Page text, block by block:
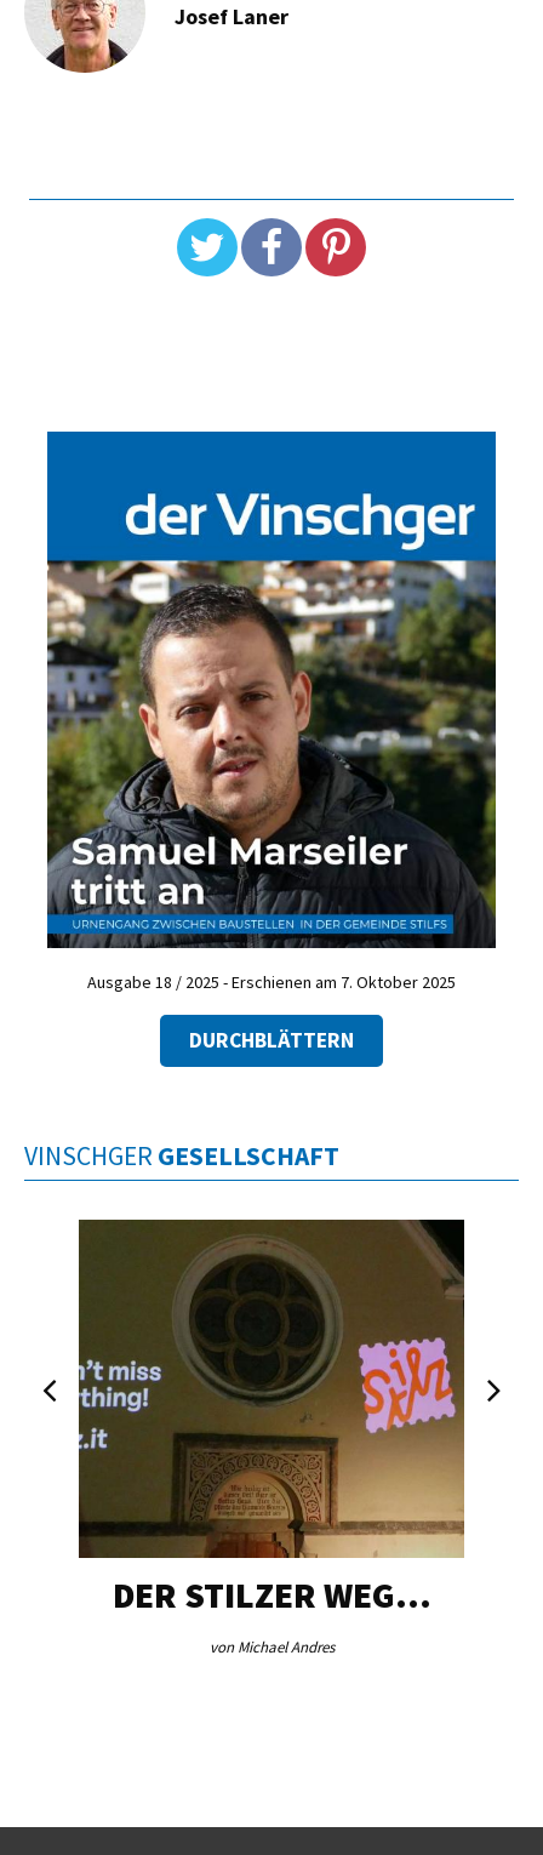
Josef Laner
Ausgabe 18 / 2025 - Erschienen am 7. Oktober 2025
DURCHBLÄTTERN
VINSCHGER GESELLSCHAFT
DER STILZER WEG…
von Michael Andres